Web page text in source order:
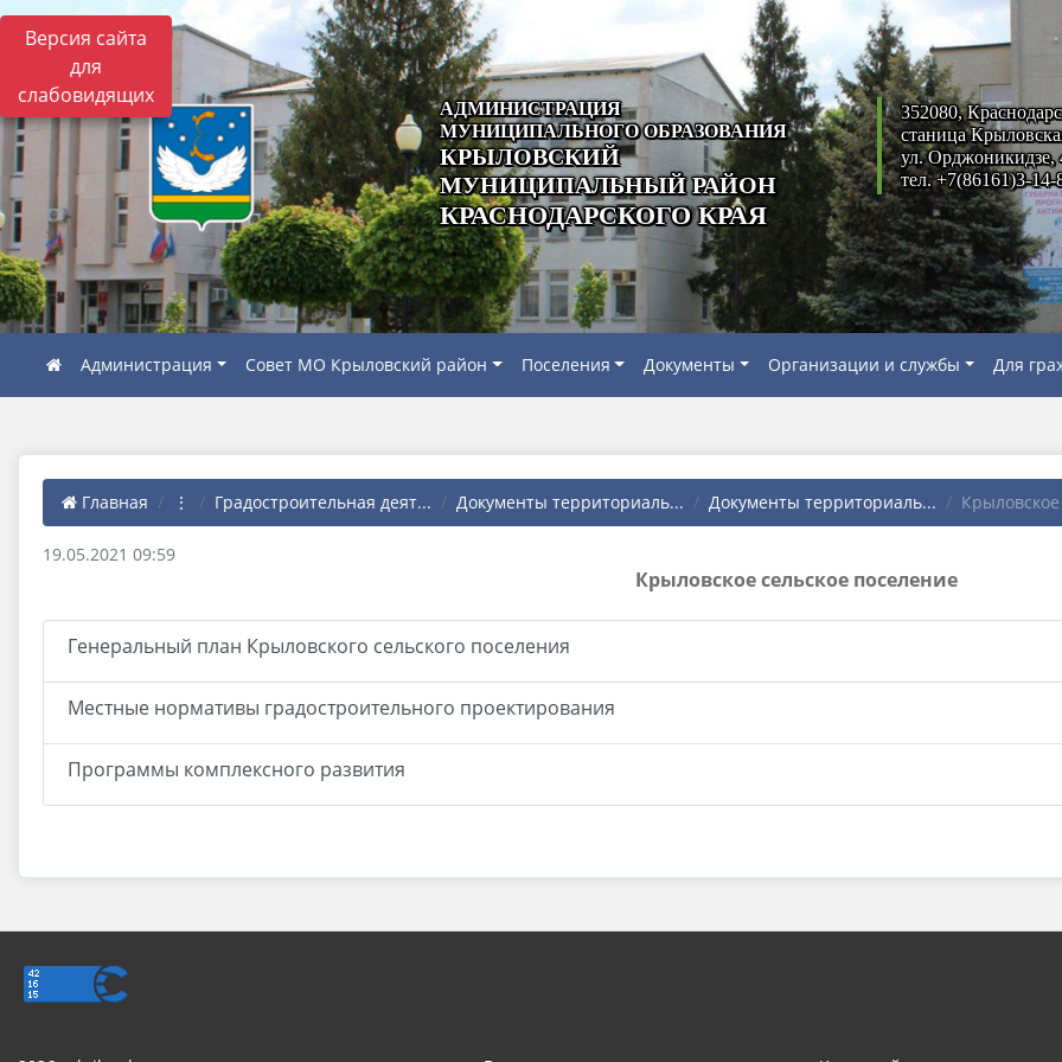
Версия сайта
для
слабовидящих
АДМИНИСТРАЦИЯ
МУНИЦИПАЛЬНОГО ОБРАЗОВАНИЯ
КРЫЛОВСКИЙ
МУНИЦИПАЛЬНЫЙ РАЙОН
КРАСНОДАРСКОГО КРАЯ
352080,
станица
ул. Орджоникидзе,
тел. +7(86161)3-14-
Администрация Совет МО Крыловский район Поселения Документы Организации и службы Для
Главная ⋮ Градостроительная деят... Документы территориаль... Документы территориаль...
19.05.2021 09:59
Крыловское сельское поселение
Генеральный план Крыловского сельского поселения
Местные нормативы градостроительного проектирования
Программы комплексного развития